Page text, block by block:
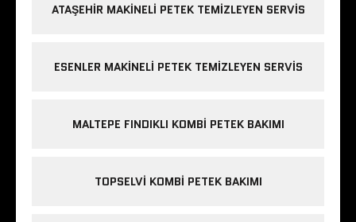
ATAŞEHIR MAKINELI PETEK TEMIZLEYEN SERVIS
ESENLER MAKINELI PETEK TEMIZLEYEN SERVIS
MALTEPE FINDIKLI KOMBI PETEK BAKIMI
TOPSELVI KOMBI PETEK BAKIMI